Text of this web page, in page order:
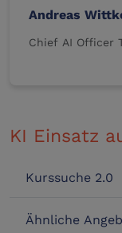
Andreas
Chief AI Officer
KI Einsatz
Kurssuche 2.0
Ähnliche